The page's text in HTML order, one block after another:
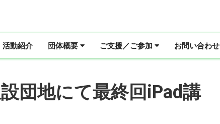
活動紹介 団体概要 ご支援／ご参加 お問い合わせ
団地にて最終回iPad講